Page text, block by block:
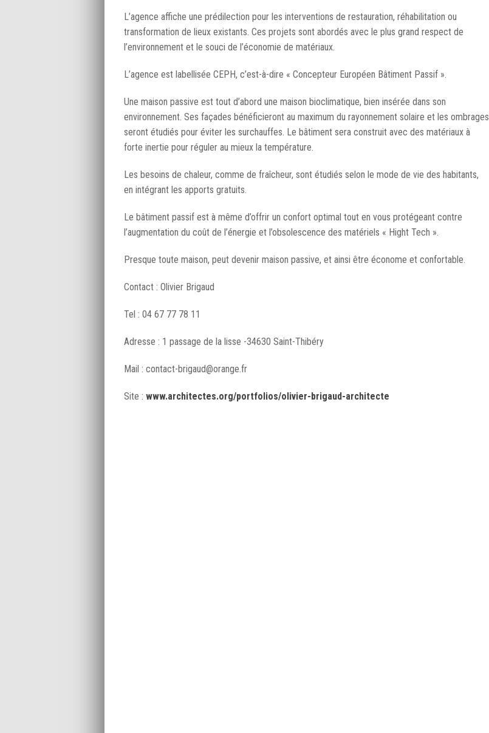
L’agence affiche une prédilection pour les interventions de restauration, réhabilitation ou
transformation de lieux existants. Ces projets sont abordés avec le plus grand respect de
l’environnement et le souci de l’économie de matériaux.
L’agence est labellisée CEPH, c’est-à-dire « Concepteur Européen Bâtiment Passif ».
Une maison passive est tout d’abord une maison bioclimatique, bien insérée dans son
environnement. Ses façades bénéficieront au maximum du rayonnement solaire et les ombrages
seront étudiés pour éviter les surchauffes. Le bâtiment sera construit avec des matériaux à
forte inertie pour réguler au mieux la température.
Les besoins de chaleur, comme de fraîcheur, sont étudiés selon le mode de vie des habitants,
en intégrant les apports gratuits.
Le bâtiment passif est à même d’offrir un confort optimal tout en vous protégeant contre
l’augmentation du coût de l’énergie et l’obsolescence des matériels « Hight Tech ».
Presque toute maison, peut devenir maison passive, et ainsi être économe et confortable.
Contact : Olivier Brigaud
Tel : 04 67 77 78 11
Adresse : 1 passage de la lisse -34630 Saint-Thibéry
Mail : contact-brigaud@orange.fr
Site : www.architectes.org/portfolios/olivier-brigaud-architecte